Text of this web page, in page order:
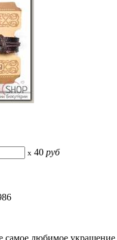
x 40 руб
самое любимое